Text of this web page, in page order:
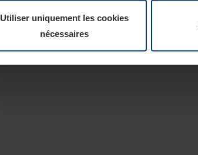
Utiliser uniquement les cookies
nécessaires